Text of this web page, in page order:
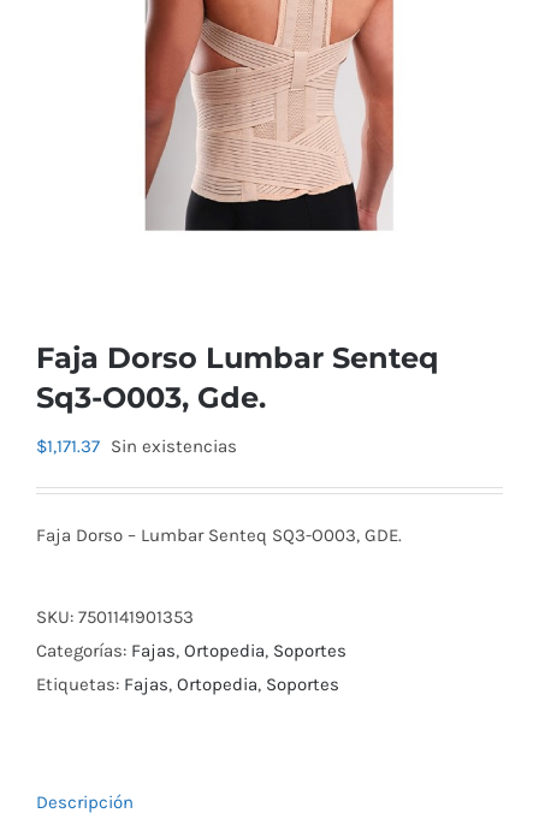
Faja Dorso Lumbar Senteq
Sq3-O003, Gde.
$1,171.37 Sin existencias
Faja Dorso – Lumbar Senteq SQ3-O003, GDE.
SKU: 7501141901353
Categorías: Fajas, Ortopedia, Soportes
Etiquetas: Fajas, Ortopedia, Soportes
Descripción